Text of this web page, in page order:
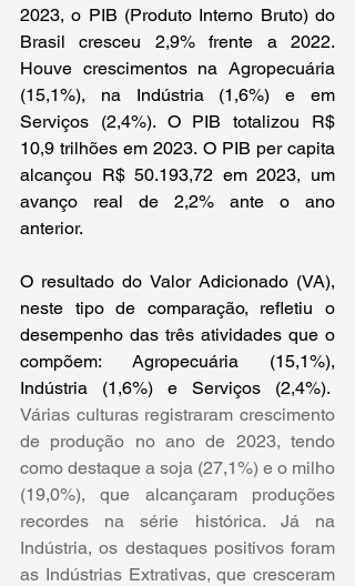
2023, o PIB (Produto Interno Bruto) do
Brasil cresceu 2,9% frente a 2022.
Houve crescimentos na Agropecuária
(15,1%), na Indústria (1,6%) e em
Serviços (2,4%). O PIB totalizou R$
10,9 trilhões em 2023. O PIB per capita
alcançou R$ 50.193,72 em 2023, um
avanço real de 2,2% ante o ano
anterior.
O resultado do Valor Adicionado (VA),
neste tipo de comparação, refletiu o
desempenho das três atividades que o
compõem: Agropecuária (15,1%),
Indústria (1,6%) e Serviços (2,4%).
Várias culturas registraram crescimento
de produção no ano de 2023, tendo
como destaque a soja (27,1%) e o milho
(19,0%), que alcançaram produções
recordes na série histórica. Já na
Indústria, os destaques positivos foram
as Indústrias Extrativas, que cresceram